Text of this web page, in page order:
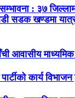
: ३७
सडक खण्डमा
आवासीय
कार्य